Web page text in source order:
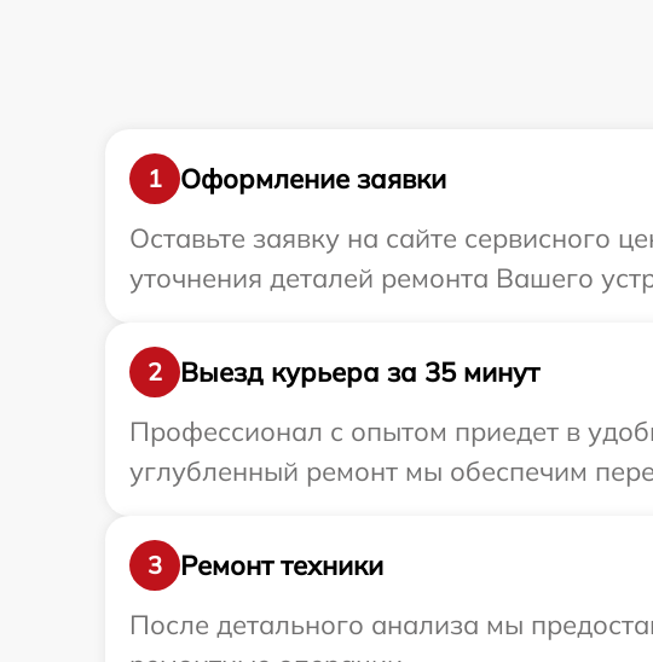
1
Оформление заявки
Оставьте заявку на сайте сервисного
уточнения деталей ремонта Вашего
2
Выезд курьера за 35 минут
Профессионал с опытом приедет в
углубленный ремонт мы обеспечим
3
Ремонт техники
После детального анализа мы